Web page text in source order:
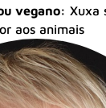
vegano: Xuxa
aos animais